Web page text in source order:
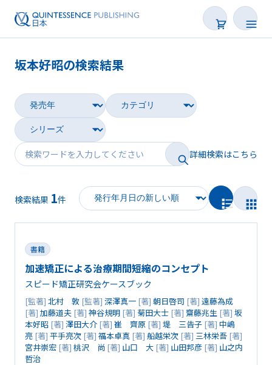
雑誌
映像
電子BOOK
著者一覧
坂本好昭の検索結果
詳細検索はこちら
検索結果 1件
書籍
加速矯正による治療期間短縮のコンセプト
スピード矯正研究会ケースブック
[監著] 北村 敦 [監著] 深澤真一 [著] 朝日啓司 [著] 遠藤為成
[著] 加藤道夫 [著] 神谷規明 [著] 菊田大士 [著] 齋藤兆生 [著] 坂
本好昭 [著] 澤田大介 [著] 崔 齊原 [著] 堤 三告子 [著] 中嶋
亮 [著] 平手亮次 [著] 福本卓真 [著] 船越栄次 [著] 三林栄吾 [著]
宮井崇宏 [著] 桃沢 尚 [著] 山口 大 [著] 山田邦彦 [著] 山之内
哲治